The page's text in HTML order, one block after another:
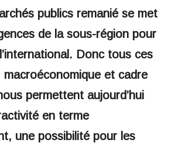
publics remanié se met
de la sous-région pour
Donc tous ces
macroéconomique et cadre
permettent aujourd’hui
en terme
une possibilité pour les